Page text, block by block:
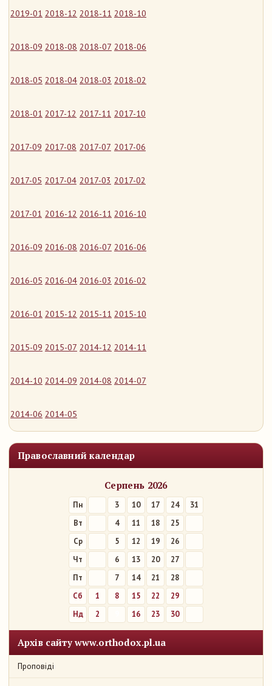
2019-01 2018-12 2018-11 2018-10
2018-09 2018-08 2018-07 2018-06
2018-05 2018-04 2018-03 2018-02
2018-01 2017-12 2017-11 2017-10
2017-09 2017-08 2017-07 2017-06
2017-05 2017-04 2017-03 2017-02
2017-01 2016-12 2016-11 2016-10
2016-09 2016-08 2016-07 2016-06
2016-05 2016-04 2016-03 2016-02
2016-01 2015-12 2015-11 2015-10
2015-09 2015-07 2014-12 2014-11
2014-10 2014-09 2014-08 2014-07
2014-06 2014-05
Православний календар
Серпень 2026
Пн 3 10 17 24
31
Вт
4 11 18
25
Ср
5 12 19
26
Чт
6 13 20
27
Пт
7 14 21
28
Сб
1 8 15 22
29
Нд
2 16 23 30
Архів сайту www.orthodox.pl.ua
Проповіді